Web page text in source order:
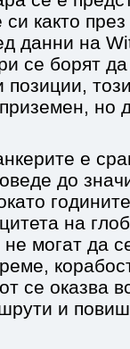
както
данни на
се борят
но
е
до
на
могат да
се оказва
и